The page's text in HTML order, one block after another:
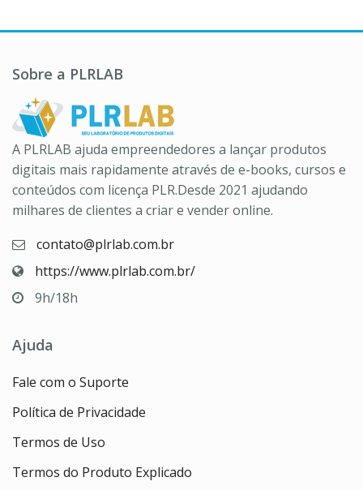
Sobre a PLRLAB
A PLRLAB ajuda empreendedores a lançar produtos
digitais mais rapidamente através de e-books, cursos e
conteúdos com licença PLR.Desde 2021 ajudando
milhares de clientes a criar e vender online.
contato@plrlab.com.br
https://www.plrlab.com.br/
9h/18h
Ajuda
Fale com o Suporte
Política de Privacidade
Termos de Uso
Termos do Produto Explicado